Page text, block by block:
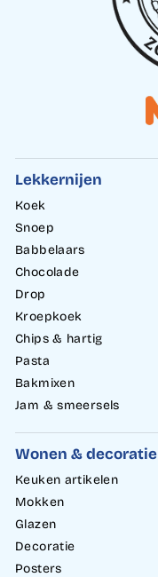
Lekkernijen
Koek
Snoep
Babbelaars
Chocolade
Drop
Kroepkoek
Chips & hartig
Pasta
Bakmixen
Jam & smeersels
Wonen & decoratie
Keuken artikelen
Mokken
Glazen
Decoratie
Posters